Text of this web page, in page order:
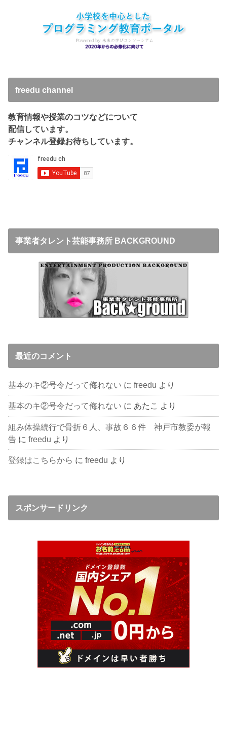
freedu channel
教育情報や授業のコツなどについて
配信しています。
チャンネル登録お待ちしています。
事業者タレント芸能事務所 BACKGROUND
最近のコメント
基本のキ②号令だって侮れない にfreedu より
基本のキ②号令だって侮れない に あたこ より
組み体操続行で骨折６人、事故６６件 神戸市教委が報
告 にfreedu より
登録はこちらから にfreedu より
スポンサードリンク